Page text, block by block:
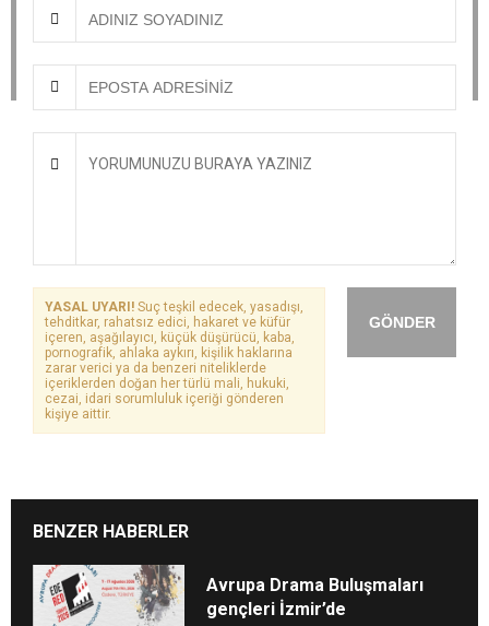
GÖNDER
YASAL UYARI! Suç teşkil edecek, yasadışı,
tehditkar, rahatsız edici, hakaret ve küfür
içeren, aşağılayıcı, küçük düşürücü, kaba,
pornografik, ahlaka aykırı, kişilik haklarına
zarar verici ya da benzeri niteliklerde
içeriklerden doğan her türlü mali, hukuki,
cezai, idari sorumluluk içeriği gönderen
kişiye aittir.
BENZER HABERLER
Avrupa Drama Buluşmaları
gençleri İzmir’de